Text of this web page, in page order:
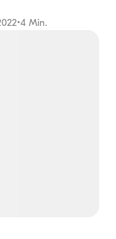
•4 Min.